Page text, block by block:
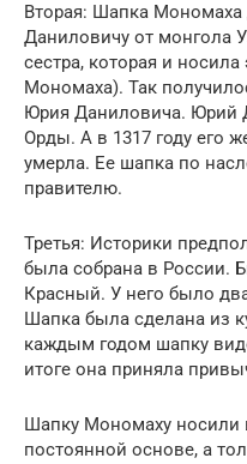
Вторая: Шапка
Даниловичу от монгола
сестра, которая и
Мономаха). Так
Юрия Даниловича. Юрий
Орды. А в 1317 году его
умерла. Ее шапка по
правителю.
Третья: Историки
была собрана в России.
Красный. У него было
Шапка была сделана из
каждым годом шапку
итоге она приняла
Шапку Мономаху носили
постоянной основе, а